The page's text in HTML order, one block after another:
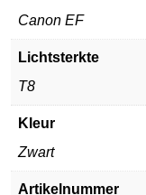
Canon EF
Lichtsterkte
T8
Kleur
Zwart
Artikelnummer